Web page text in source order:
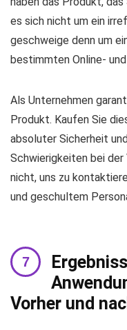
es sich nicht um ein
geschweige denn um
bestimmten Online-
Als Unternehmen
Produkt. Kaufen Sie
absoluter Sicherheit
Schwierigkeiten bei der
nicht, uns zu
und geschultem
Vorher und